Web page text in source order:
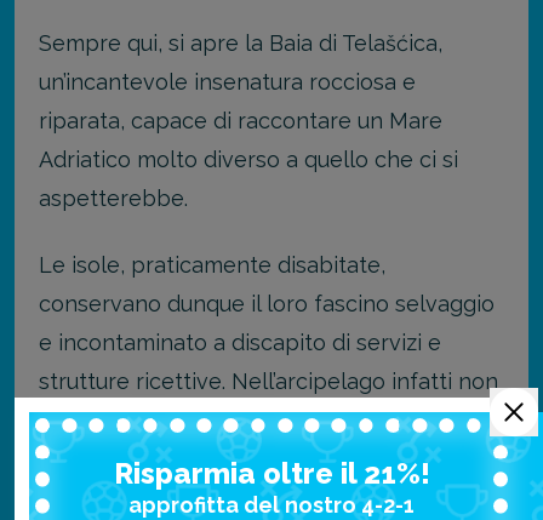
Sempre qui, si apre la Baia di Telašćica,
un’incantevole insenatura rocciosa e
riparata, capace di raccontare un Mare
Adriatico molto diverso a quello che ci si
aspetterebbe.
Le isole, praticamente disabitate,
conservano dunque il loro fascino selvaggio
e incontaminato a discapito di servizi e
strutture ricettive. Nell’arcipelago infatti non
ci sono stabilimenti balneari né spiagge
attrezzate. Alcuni dei (pochissimi) servizi
presenti sono quelli offerti dalla Marina Aci
Risparmia oltre il 21%!
approfitta del nostro 4-2-1